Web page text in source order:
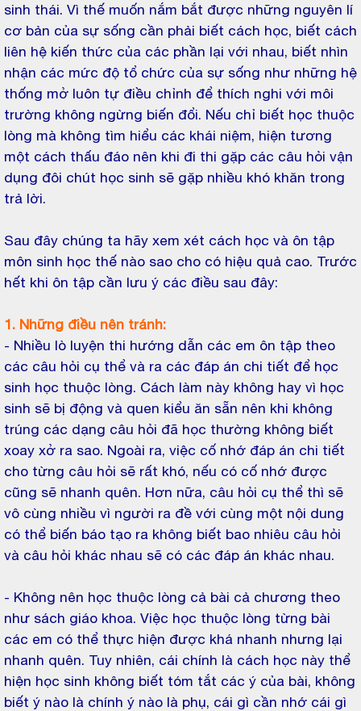
sinh thái. Vì thế muốn nắm bắt được những nguyên lí
cơ bản của sự sống cần phải biết cách học, biết cách
liên hệ kiến thức của các phần lại với nhau, biết nhìn
nhận các mức độ tổ chức của sự sống như những hệ
thống mở luôn tự điều chỉnh để thích nghi với môi
trường không ngừng biến đổi. Nếu chỉ biết học thuộc
lòng mà không tìm hiểu các khái niệm, hiện tương
một cách thấu đáo nên khi đi thi gặp các câu hỏi vận
dụng đôi chút học sinh sẽ gặp nhiều khó khăn trong
trả lời.
Sau đây chúng ta hãy xem xét cách học và ôn tập
môn sinh học thế nào sao cho có hiệu quả cao. Trước
hết khi ôn tập cần lưu ý các điều sau đây:
1. Những điều nên tránh:
- Nhiều lò luyện thi hướng dẫn các em ôn tập theo
các câu hỏi cụ thể và ra các đáp án chi tiết để học
sinh học thuộc lòng. Cách làm này không hay vì học
sinh sẽ bị động và quen kiểu ăn sẵn nên khi không
trúng các dạng câu hỏi đã học thường không biết
xoay xở ra sao. Ngoài ra, việc cố nhớ đáp án chi tiết
cho từng câu hỏi sẽ rất khó, nếu có cố nhớ được
cũng sẽ nhanh quên. Hơn nữa, câu hỏi cụ thể thì sẽ
vô cùng nhiều vì người ra đề với cùng một nội dung
có thể biến báo tạo ra không biết bao nhiêu câu hỏi
và câu hỏi khác nhau sẽ có các đáp án khác nhau.
- Không nên học thuộc lòng cả bài cả chương theo
như sách giáo khoa. Việc học thuộc lòng từng bài
các em có thể thực hiện được khá nhanh nhưng lại
nhanh quên. Tuy nhiên, cái chính là cách học này thể
hiện học sinh không biết tóm tắt các ý của bài, không
biết ý nào là chính ý nào là phụ, cái gì cần nhớ cái gì